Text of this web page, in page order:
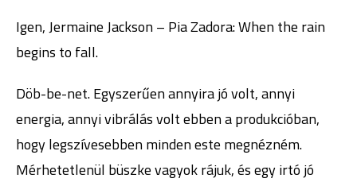
Igen, Jermaine Jackson – Pia Zadora: When the rain
begins to fall.
Döb-be-net. Egyszerűen annyira jó volt, annyi
energia, annyi vibrálás volt ebben a produkcióban,
hogy legszívesebben minden este megnézném.
Mérhetetlenül büszke vagyok rájuk, és egy irtó jó